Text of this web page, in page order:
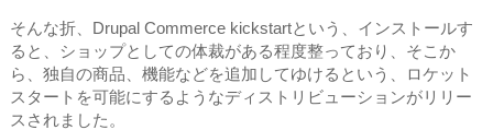
そんな折、Drupal Commerce kickstartという、インストールす
ると、ショップとしての体裁がある程度整っており、そこか
ら、独自の商品、機能などを追加してゆけるという、ロケット
スタートを可能にするようなディストリビューションがリリー
スされました。